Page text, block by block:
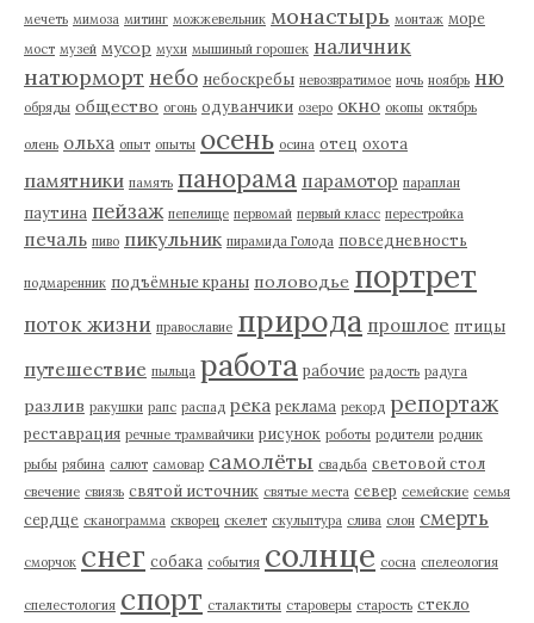
мечеть мимоза митинг можжевельник монастырь монтаж море
мост музей мусор мухи мышиный горошек наличник
натюрморт небо небоскребы невозвратимое ночь ноябрь ню
обряды общество огонь одуванчики озеро окно окопы октябрь
олень ольха опыт опыты осень осина отец охота
памятники память панорама парамотор параплан
паутина пейзаж пепелище первомай первый класс перестройка
печаль пиво пикульник пирамида Голода повседневность
подмаренник подъёмные краны половодье портрет
поток жизни православие природа прошлое птицы
путешествие пыльца работа рабочие радость радуга
разлив ракушки рапс распад река реклама рекорд репортаж
реставрация речные трамвайчики рисунок роботы родители родник
рыбы рябина салют самовар самолёты свадьба световой стол
свечение свиязь святой источник святые места север семейские семья
сердце сканограмма скворец скелет скульптура слива слон смерть
сморчок снег собака события солнце сосна спелеология
спелестология спорт сталактиты староверы старость стекло